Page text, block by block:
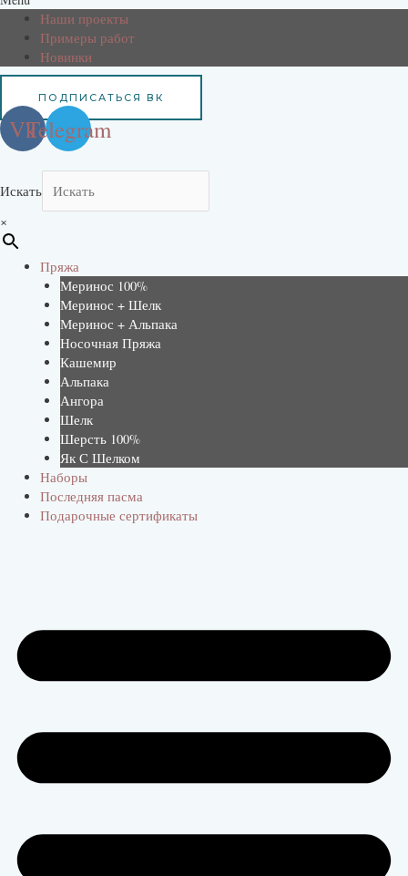
Наши проекты
Примеры работ
Новинки
ПОДПИСАТЬСЯ ВК
VkTelegram
Искать
×
Пряжа
Меринос 100%
Меринос + Шелк
Меринос + Альпака
Носочная Пряжа
Кашемир
Альпака
Ангора
Шелк
Шерсть 100%
Як С Шелком
Наборы
Последняя пасма
Подарочные сертификаты